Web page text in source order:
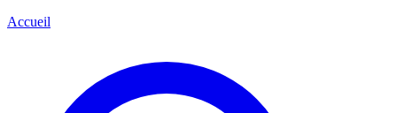
Accueil